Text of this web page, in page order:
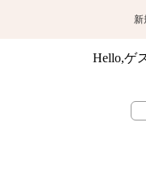
新
Hello,ゲ